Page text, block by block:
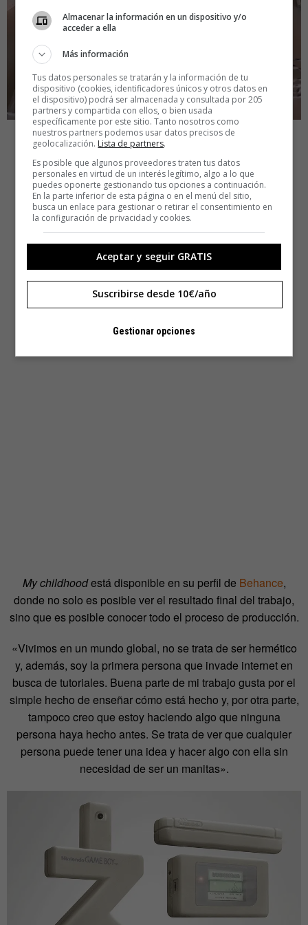
My childhoodestá disponible en su perfil de Behance,
donde no solo es posible ver el resultado final del trabajo,
sino que es posible conocer todo el proceso de producción.
«Vivimos en un mundo global, no se trata de ser hermético
y, además, soy la primera persona que invade internet en
busca de tutoriales. Buena parte de mi trabajo gusta por el
simple hecho de enseñar cómo está hecho y, por otra parte,
tampoco creo que estoy haciendo algo que ninguna
persona haya hecho antes. Se trata de ver que cualquier
persona puede tener una idea y hacer algo con ella sin
necesidad de ser un manitas».
Almacenar la información en un dispositivo y/o
acceder a ella
Más información
Tus datos personales se tratarán y la información de tu
dispositivo (cookies, identificadores únicos y otros datos en
el dispositivo) podrá ser almacenada y consultada por 205
partners y compartida con ellos, o bien usada
específicamente por este sitio. Tanto nosotros como
nuestros partners podemos usar datos precisos de
geolocalización. Lista de partners.
Es posible que algunos proveedores traten tus datos
personales en virtud de un interés legítimo, algo a lo que
puedes oponerte gestionando tus opciones a continuación.
En la parte inferior de esta página o en el menú del sitio,
busca un enlace para gestionar o retirar el consentimiento en
la configuración de privacidad y cookies.
Aceptar y seguir GRATIS
Suscribirse desde 10€/año
Gestionar opciones